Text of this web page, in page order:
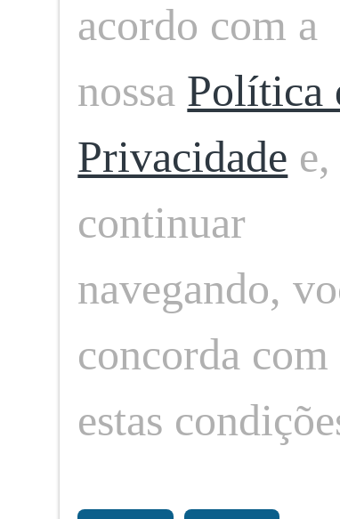
Somos um time de
profissional com
Neste espaço nosso
O seu portal de notícias sobre eventos,
acordo com a
nossa Política
Privacidade
continuar
navegando,
concorda com
estas